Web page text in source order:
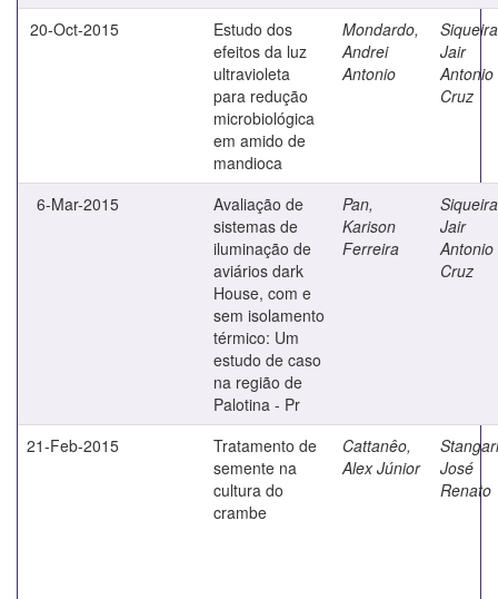
20-Oct-2015
Estudo dos
efeitos da luz
ultravioleta
para redução
microbiológica
em amido de
mandioca
Mondardo,
Andrei
Antonio
Jair
Antonio
Cruz
6-Mar-2015
Avaliação de
sistemas de
iluminação de
aviários dark
House, com e
sem isolamento
térmico: Um
estudo de caso
na região de
Palotina - Pr
Pan,
Karison
Ferreira
Jair
Antonio
Cruz
21-Feb-2015
Tratamento de
semente na
cultura do
crambe
Cattanêo,
Alex Júnior
José
Renato